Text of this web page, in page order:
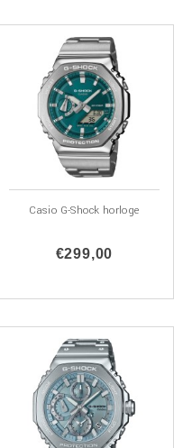
Casio G-Shock horloge
€299,00